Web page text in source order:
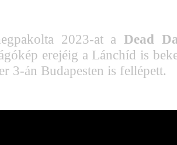
2023-at a Dead
erejéig a Lánchíd is
3-án Budapesten is fellépett.